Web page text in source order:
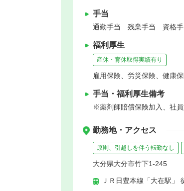
手当
通勤手当 残業手当 資格
福利厚生
産休・育休取得実績有り
雇用保険、労災保険、健康
手当・福利厚生備考
※薬剤師賠償保険加入、社
勤務地・アクセス
原則、引越しを伴う転勤なし
大分県大分市竹下1-245
ＪＲ日豊本線「大在駅」